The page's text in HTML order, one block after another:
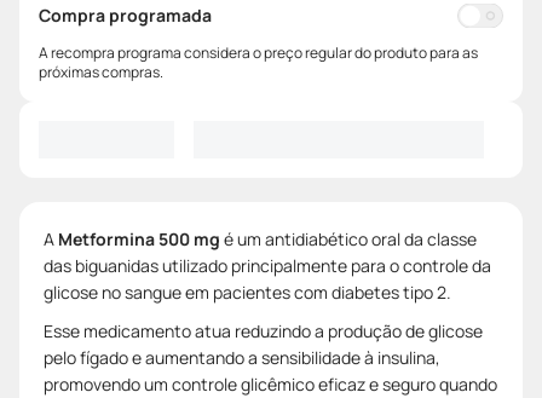
Compra programada
A recompra programa considera o preço regular do produto para as
próximas compras.
A Metformina 500 mg é um antidiabético oral da classe
das biguanidas utilizado principalmente para o controle da
glicose no sangue em pacientes com diabetes tipo 2.
Esse medicamento atua reduzindo a produção de glicose
pelo fígado e aumentando a sensibilidade à insulina,
promovendo um controle glicêmico eficaz e seguro quando